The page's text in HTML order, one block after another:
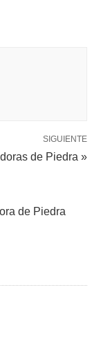
SIGUIENTE
de Piedra »
de Piedra